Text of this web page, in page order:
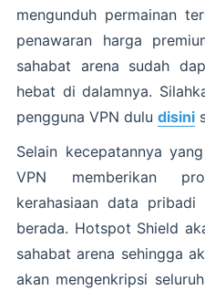
mengunduh permainan
penawaran harga
sahabat arena sudah
hebat di dalamnya.
pengguna VPN dulu disini
Selain kecepatannya
VPN memberikan
kerahasiaan data pribadi
berada. Hotspot Shield
sahabat arena sehingga
akan mengenkripsi